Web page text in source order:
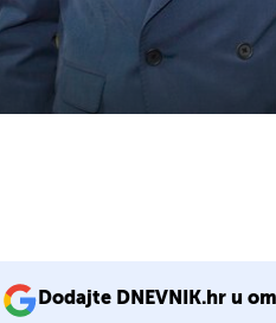
Dodajte DNEVNIK.hr u